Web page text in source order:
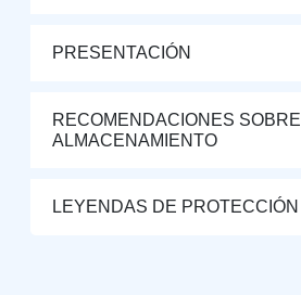
PRESENTACIÓN
RECOMENDACIONES SOBRE
ALMACENAMIENTO
LEYENDAS DE PROTECCIÓN